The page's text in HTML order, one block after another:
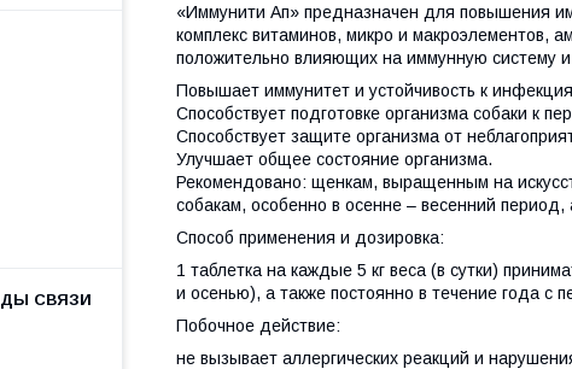
«Иммунити Ап» предназначен для повышения
комплекс витаминов, микро и макроэлементов,
положительно влияющих на иммунную систему
Повышает иммунитет и устойчивость к
Способствует подготовке организма собаки к
Способствует защите организма от
Улучшает общее состояние организма.
Рекомендовано: щенкам, выращенным на
собакам, особенно в осенне – весенний
Способ применения и дозировка:
1 таблетка на каждые 5 кг веса (в сутки)
и осенью), а также постоянно в течение года с
Побочное действие:
не вызывает аллергических реакций и